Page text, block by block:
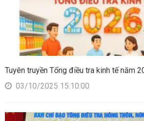
Tuyên truyền Tổng điều tra kinh tế năm
03/10/2025 15:10:00